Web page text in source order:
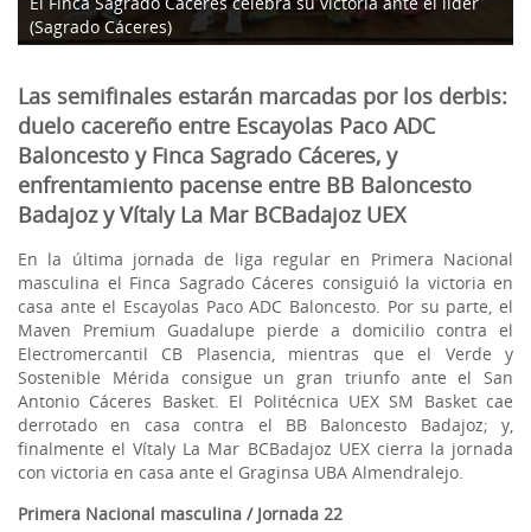
(Sagrado Cáceres)
Las semifinales estarán marcadas por los derbis:
duelo cacereño entre Escayolas Paco ADC
Baloncesto y Finca Sagrado Cáceres, y
enfrentamiento pacense entre BB Baloncesto
Badajoz y Vítaly La Mar BCBadajoz UEX
En la última jornada de liga regular en Primera Nacional
masculina el Finca Sagrado Cáceres consiguió la victoria en
casa ante el Escayolas Paco ADC Baloncesto. Por su parte, el
Maven Premium Guadalupe pierde a domicilio contra el
Electromercantil CB Plasencia, mientras que el Verde y
Sostenible Mérida consigue un gran triunfo ante el San
Antonio Cáceres Basket. El Politécnica UEX SM Basket cae
derrotado en casa contra el BB Baloncesto Badajoz; y,
finalmente el Vítaly La Mar BCBadajoz UEX cierra la jornada
con victoria en casa ante el Graginsa UBA Almendralejo.
Primera Nacional masculina / Jornada 22